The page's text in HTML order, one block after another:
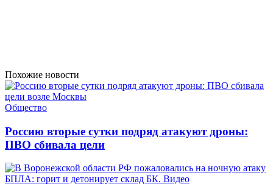
Похожие новости
Общество
Россию вторые сутки подряд атакуют дроны:
ПВО сбивала цели